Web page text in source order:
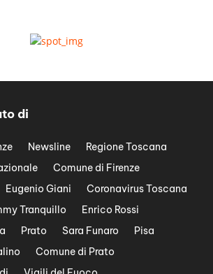
di
Newsline
Regione Toscana
Comune di Firenze
Eugenio Giani
Coronavirus Toscana
Tranquillo
Enrico Rossi
Prato Sara Funaro
Pisa
Comune di Prato